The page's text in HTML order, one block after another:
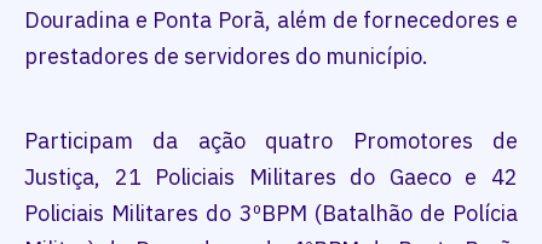
Douradina e Ponta Porã, além de fornecedores e
prestadores de servidores do município.
Participam da ação quatro Promotores de
Justiça, 21 Policiais Militares do Gaeco e 42
Policiais Militares do 3ºBPM (Batalhão de Polícia